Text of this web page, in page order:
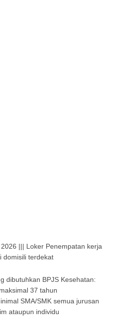
||| Loker Penempatan kerja
domisili terdekat
dibutuhkan BPJS Kesehatan:
37 tahun
SMA/SMK semua jurusan
ataupun individu